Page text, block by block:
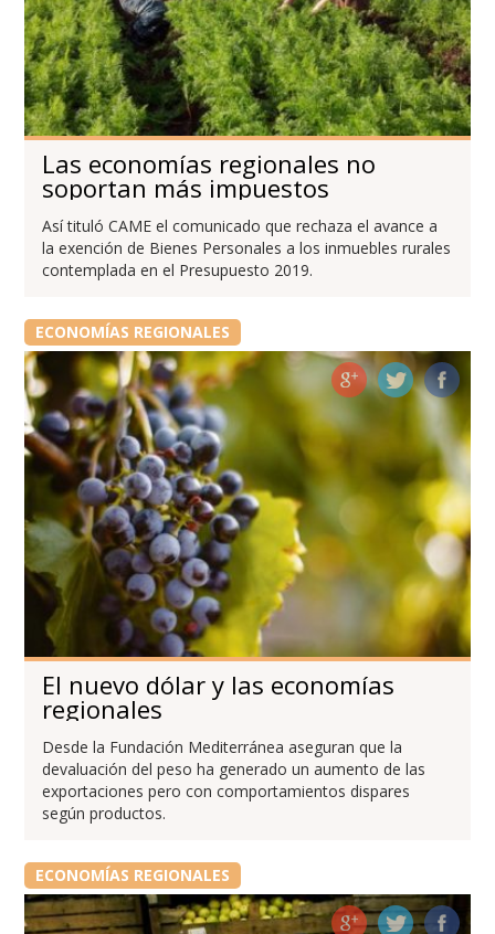
Las economías regionales no
soportan más impuestos
Así tituló CAME el comunicado que rechaza el avance a
la exención de Bienes Personales a los inmuebles rurales
contemplada en el Presupuesto 2019.
ECONOMÍAS REGIONALES
El nuevo dólar y las economías
regionales
Desde la Fundación Mediterránea aseguran que la
devaluación del peso ha generado un aumento de las
exportaciones pero con comportamientos dispares
según productos.
ECONOMÍAS REGIONALES